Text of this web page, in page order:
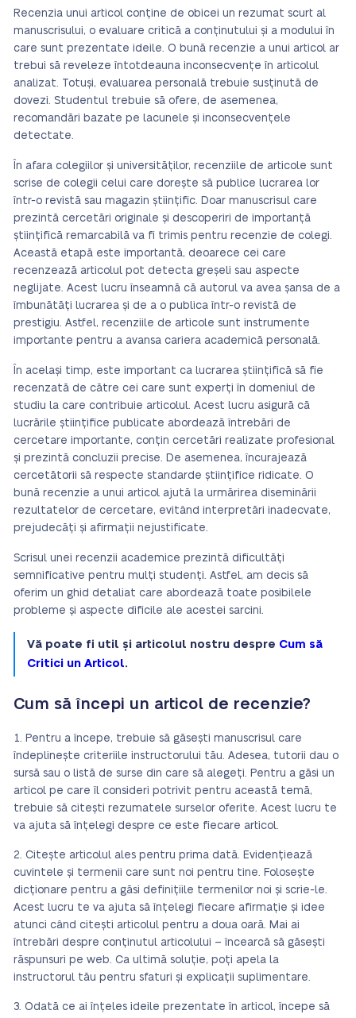
Recenzia unui articol conține de obicei un rezumat scurt al
manuscrisului, o evaluare critică a conținutului și a modului în
care sunt prezentate ideile. O bună recenzie a unui articol ar
trebui să reveleze întotdeauna inconsecvențe în articolul
analizat. Totuși, evaluarea personală trebuie susținută de
dovezi. Studentul trebuie să ofere, de asemenea,
recomandări bazate pe lacunele și inconsecvențele
detectate.
În afara colegiilor și universităților, recenziile de articole sunt
scrise de colegii celui care dorește să publice lucrarea lor
într-o revistă sau magazin științific. Doar manuscrisul care
prezintă cercetări originale și descoperiri de importanță
științifică remarcabilă va fi trimis pentru recenzie de colegi.
Această etapă este importantă, deoarece cei care
recenzează articolul pot detecta greșeli sau aspecte
neglijate. Acest lucru înseamnă că autorul va avea șansa de a
îmbunătăți lucrarea și de a o publica într-o revistă de
prestigiu. Astfel, recenziile de articole sunt instrumente
importante pentru a avansa cariera academică personală.
În același timp, este important ca lucrarea științifică să fie
recenzată de către cei care sunt experți în domeniul de
studiu la care contribuie articolul. Acest lucru asigură că
lucrările științifice publicate abordează întrebări de
cercetare importante, conțin cercetări realizate profesional
și prezintă concluzii precise. De asemenea, încurajează
cercetătorii să respecte standarde științifice ridicate. O
bună recenzie a unui articol ajută la urmărirea diseminării
rezultatelor de cercetare, evitând interpretări inadecvate,
prejudecăți și afirmații nejustificate.
Scrisul unei recenzii academice prezintă dificultăți
semnificative pentru mulți studenți. Astfel, am decis să
oferim un ghid detaliat care abordează toate posibilele
probleme și aspecte dificile ale acestei sarcini.
Vă poate fi util și articolul nostru despre Cum să
Critici un Articol.
Cum să începi un articol de recenzie?
Pentru a începe, trebuie să găsești manuscrisul care
îndeplinește criteriile instructorului tău. Adesea, tutorii dau o
sursă sau o listă de surse din care să alegeți. Pentru a găsi un
articol pe care îl consideri potrivit pentru această temă,
trebuie să citești rezumatele surselor oferite. Acest lucru te
va ajuta să înțelegi despre ce este fiecare articol.
Citește articolul ales pentru prima dată. Evidențiează
cuvintele și termenii care sunt noi pentru tine. Folosește
dicționare pentru a găsi definițiile termenilor noi și scrie-le.
Acest lucru te va ajuta să înțelegi fiecare afirmație și idee
atunci când citești articolul pentru a doua oară. Mai ai
întrebări despre conținutul articolului – încearcă să găsești
răspunsuri pe web. Ca ultimă soluție, poți apela la
instructorul tău pentru sfaturi și explicații suplimentare.
Odată ce ai înțeles ideile prezentate în articol, începe să